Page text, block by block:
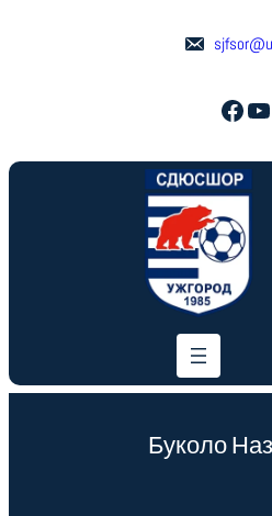
Facebook YouTube
Буколо